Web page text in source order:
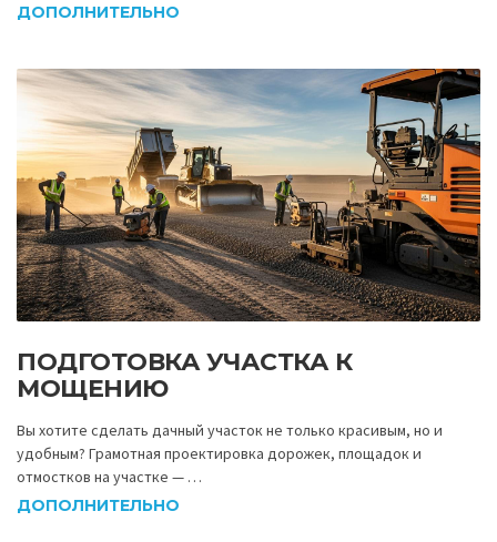
ДОПОЛНИТЕЛЬНО
ПОДГОТОВКА УЧАСТКА К
МОЩЕНИЮ
Вы хотите сделать дачный участок не только красивым, но и
удобным? Грамотная проектировка дорожек, площадок и
отмостков на участке — …
ДОПОЛНИТЕЛЬНО